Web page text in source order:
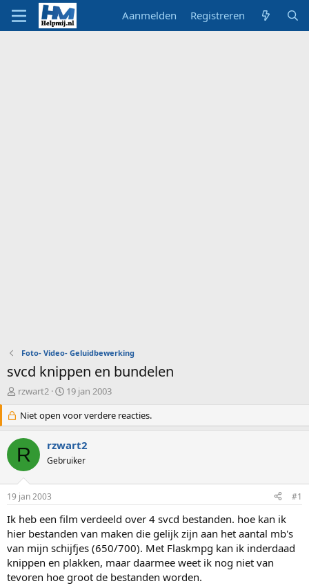
Aanmelden Registreren
Foto- Video- Geluidbewerking
svcd knippen en bundelen
O
d
e
r
w
e
p
s
t
a
r
t
e
r
rzwart2
S
a
r
d
a
m
19 jan 2003
Niet open voor verdere reacties.
R rzwart2
Gebruiker
19 jan 2003 #1
Ik heb een film verdeeld over 4 svcd bestanden. hoe kan ik
hier bestanden van maken die gelijk zijn aan het aantal mb's
van mijn schijfjes (650/700). Met Flaskmpg kan ik inderdaad
knippen en plakken, maar daarmee weet ik nog niet van
tevoren hoe groot de bestanden worden.